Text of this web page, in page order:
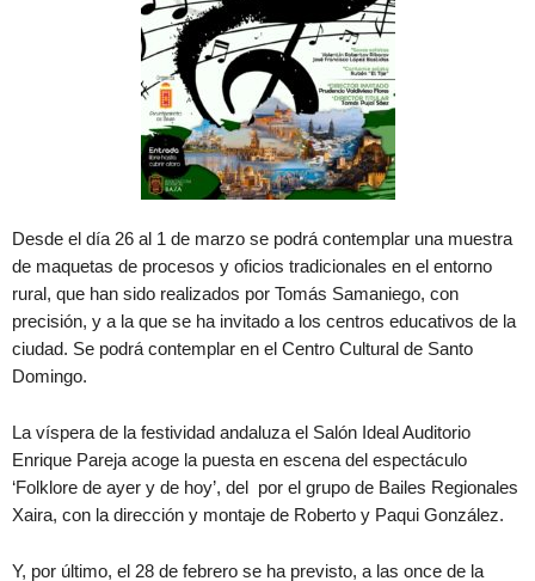
Desde el día 26 al 1 de marzo se podrá contemplar una muestra
de maquetas de procesos y oficios tradicionales en el entorno
rural, que han sido realizados por Tomás Samaniego, con
precisión, y a la que se ha invitado a los centros educativos de la
ciudad. Se podrá contemplar en el Centro Cultural de Santo
Domingo.
La víspera de la festividad andaluza el Salón Ideal Auditorio
Enrique Pareja acoge la puesta en escena del espectáculo
‘Folklore de ayer y de hoy’, del por el grupo de Bailes Regionales
Xaira, con la dirección y montaje de Roberto y Paqui González.
Y, por último, el 28 de febrero se ha previsto, a las once de la